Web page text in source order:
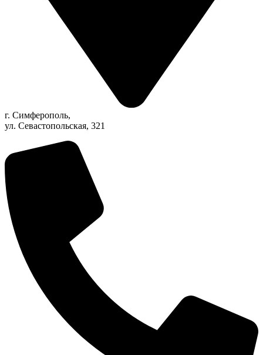
г. Симферополь,
ул. Севастопольская, 321